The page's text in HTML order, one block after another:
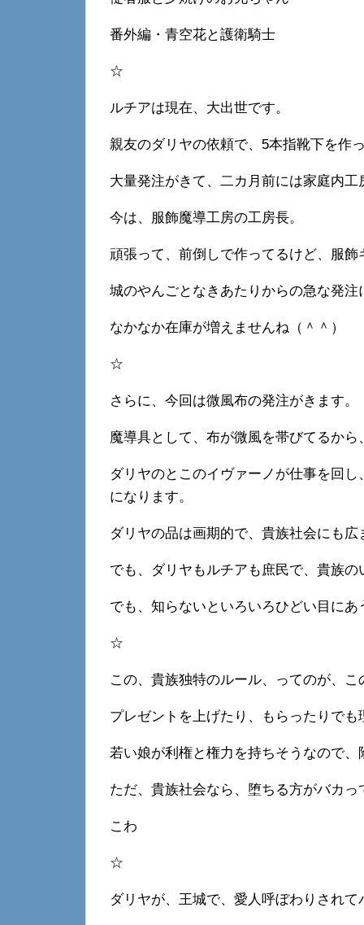
番外編・青空花と護衛騎士
☆
ルチアは現在、大出世です。
親友のダリヤの依頼で、5本指靴下を作
大量発注がきて、二カ月前には家庭内工
今は、服飾魔導工房の工房長。
頑張って、前倒しで作ってるけど、服飾
城のやんごとなきあたりからの急な発注
なかなか在庫が増えませんね（＾＾）
☆
さらに、今回は微風布の発注がきます。
魔導具として、布が微風を帯びてるか
ダリヤのとこのイヴァーノが仕事を回
になります。
ダリヤの品は画期的で、貴族社会にも
でも、ダリヤもルチアも庶民で、貴族
でも、知らないといろいろひどい目に
☆
この、貴族独特のルール、ってのが、
プレゼントを上げたり、もらったりでも
若い娘が利権と権力を持ちそうなので
ただ、貴族社会なら、堕ちる方がバカっ
こわ
☆
ダリヤが、王城で、愛人呼ぼわりされて